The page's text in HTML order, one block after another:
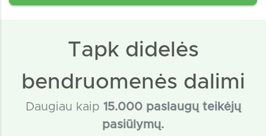
Tapk didelės
bendruomenės dalimi
Daugiau kaip 15.000 paslaugų teikėjų
pasiūlymų.